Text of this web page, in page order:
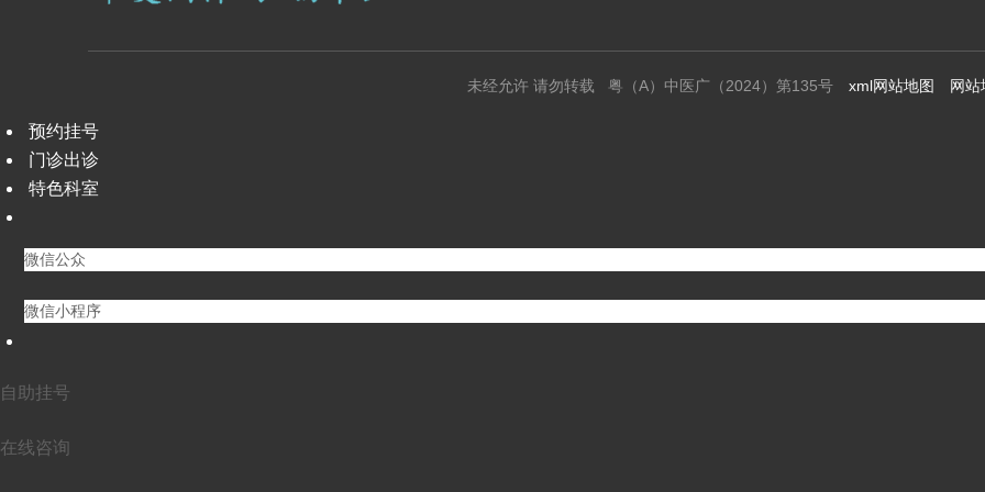
未经允许 请勿转载 粤（A）中医广（2024）第135号 xml网站地图 网站
预约挂号
门诊出诊
特色科室
微信公众
微信小程序
自助挂号
在线咨询